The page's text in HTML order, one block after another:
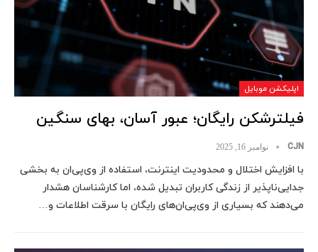
اپلیکشن موبایل
فیلترشکن رایگان؛ عبور آسان، بهای سنگین
CJN نوامبر 16, 2025
با افزایش اختلال و محدودیت اینترنت، استفاده از وی‌پی‌ان به بخشی
جدایی‌ناپذیر از زندگی کاربران تبدیل شده، اما کارشناسان هشدار
می‌دهند که بسیاری از وی‌پی‌ان‌های رایگان با سرقت اطلاعات و…